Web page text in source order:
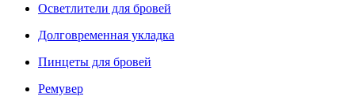
Осветлители для бровей
Долговременная укладка
Пинцеты для бровей
Ремувер